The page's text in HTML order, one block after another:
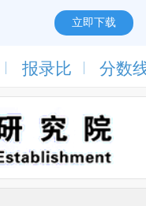
立即下载
报录比 分数